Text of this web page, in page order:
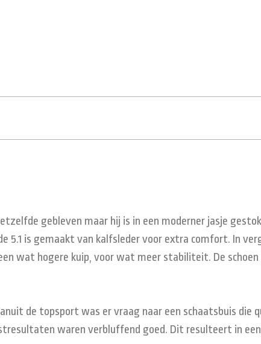
gebleven maar hij is in een moderner jasje
5.1 is gemaakt van kalfsleder voor extra comfort. In
wat hogere kuip, voor wat meer stabiliteit. De
de topsport was er vraag naar een schaatsbuis die
waren verbluffend goed. Dit resulteert in